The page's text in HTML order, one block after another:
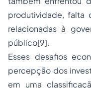
produtividade, falta
relacionadas à
público[9].
Esses desafios
percepção dos
em uma